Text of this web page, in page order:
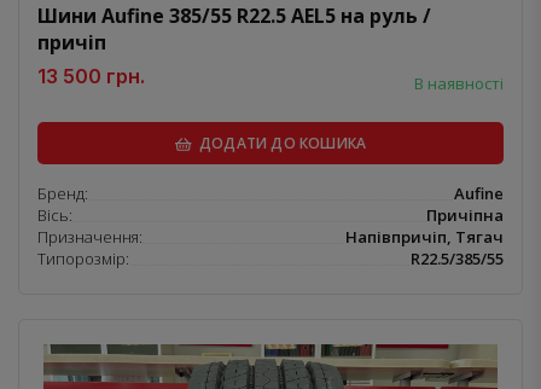
Шини Aufine 385/55 R22.5 AEL5 на руль /
причіп
В наявності
13 500 грн.
ДОДАТИ ДО КОШИКА
Бренд:
Aufine
Вісь:
Причіпна
Призначення:
Напівпричіп, Тягач
Типорозмір:
R22.5/385/55